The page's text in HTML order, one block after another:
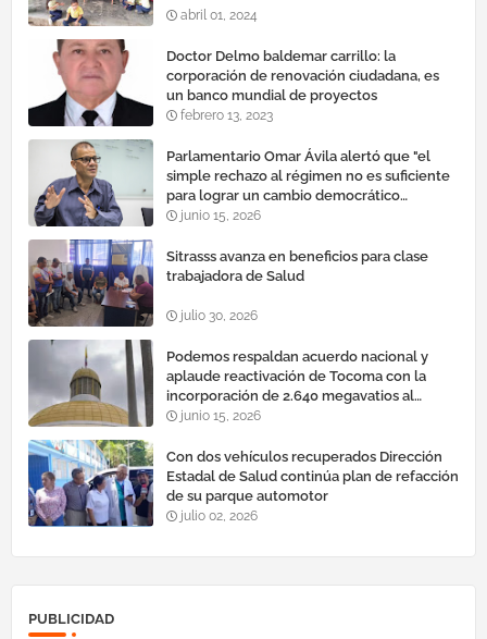
abril 01, 2024
Doctor Delmo baldemar carrillo: la
corporación de renovación ciudadana, es
un banco mundial de proyectos
febrero 13, 2023
Parlamentario Omar Ávila alertó que "el
simple rechazo al régimen no es suficiente
para lograr un cambio democrático
efectivo"
junio 15, 2026
Sitrasss avanza en beneficios para clase
trabajadora de Salud
julio 30, 2026
Podemos respaldan acuerdo nacional y
aplaude reactivación de Tocoma con la
incorporación de 2.640 megavatios al
sistema eléctrico nacional
junio 15, 2026
Con dos vehículos recuperados Dirección
Estadal de Salud continúa plan de refacción
de su parque automotor ‎
julio 02, 2026
PUBLICIDAD